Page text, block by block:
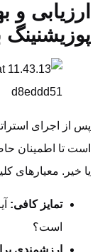
ارزیابی و
پس از اجرای
است تا اطمینان
یا خیر. معیارهای
تمایز کافی:
است؟
ارزشمندی